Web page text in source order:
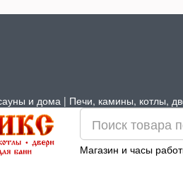
и дома | Печи, камины, котлы,
Магазин и часы